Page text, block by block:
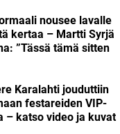
nousee lavalle
kertaa – Martti Syrjä
”Tässä tämä sitten
Karalahti jouduttiin
festareiden VIP-
– katso video ja kuvat